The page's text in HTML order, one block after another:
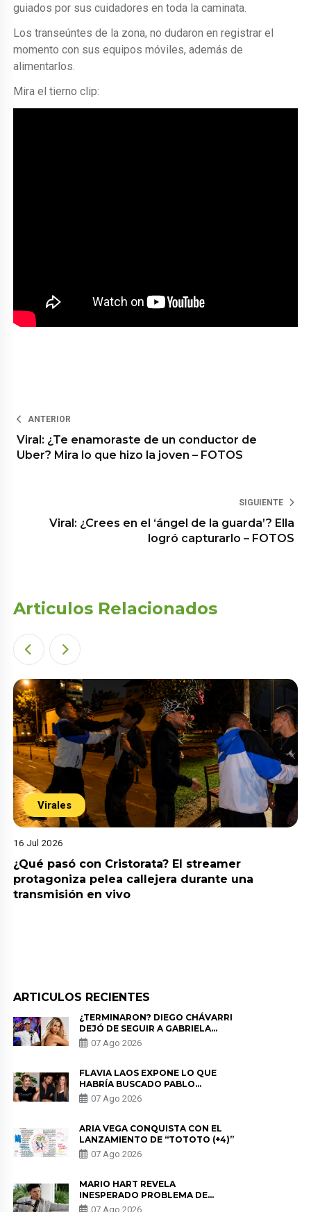
guiados por sus cuidadores en toda la caminata.
Los transeúntes de la zona, no dudaron en registrar el
momento con sus equipos móviles, además de
alimentarlos.
Mira el tierno clip:
ANTERIOR
Viral: ¿Te enamoraste de un conductor de
Uber? Mira lo que hizo la joven – FOTOS
SIGUIENTE
Viral: ¿Crees en el ‘ángel de la guarda’? Ella
logró capturarlo – FOTOS
Articulos Relacionados
Virales
16 Jul 2026
¿Qué pasó con Cristorata? El streamer
protagoniza pelea callejera durante una
transmisión en vivo
ARTICULOS RECIENTES
¿TERMINARON? DIEGO CHÁVARRI
DEJÓ DE SEGUIR A GABRIELA
HERRERA Y ANUNCIA SU SALIDA
DE PÓDCAST
07 Ago 2026
FLAVIA LAOS EXPONE LO QUE
HABRÍA BUSCADO PABLO
HEREDIA CON ALE FULLER: “UNA
DE LAS PARTES QUERÍA EL
07 Ago 2026
ARIA VEGA CONQUISTA CON EL
LANZAMIENTO DE “TOTOTO (+4)”
07 Ago 2026
MARIO HART REVELA
INESPERADO PROBLEMA DE
SALUD ANTES DE SEPARARSE DE
07 Ago 2026